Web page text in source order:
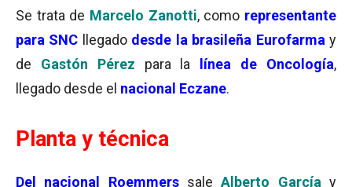
Se trata de Marcelo Zanotti, como representante
para SNC llegado desde la brasileña Eurofarma y
de Gastón Pérez para la línea de Oncología,
llegado desde el nacional Eczane.
Planta y técnica
Del nacional Roemmers saleAlberto García y